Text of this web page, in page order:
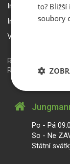
Informace k
Informace k
Volitelné doplňkové
Redakční systém
Realizace
Po - Pá
So - Ne
Státní
to?
soubory